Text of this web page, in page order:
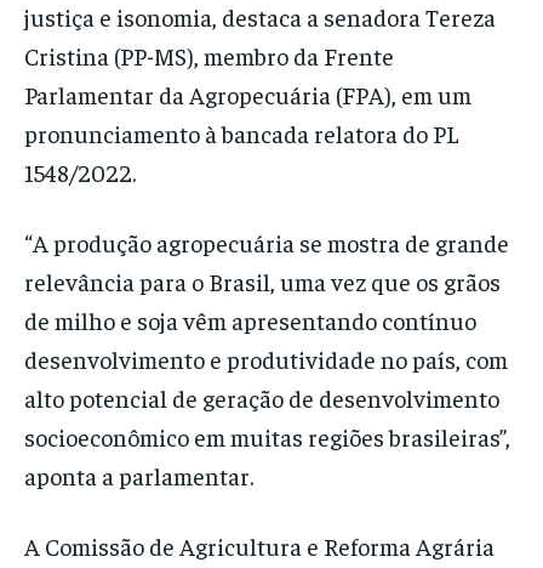
justiça e isonomia, destaca a senadora Tereza
Cristina (PP-MS), membro da Frente
Parlamentar da Agropecuária (FPA), em um
pronunciamento à bancada relatora do PL
1548/2022.
“A produção agropecuária se mostra de grande
relevância para o Brasil, uma vez que os grãos
de milho e soja vêm apresentando contínuo
desenvolvimento e produtividade no país, com
alto potencial de geração de desenvolvimento
socioeconômico em muitas regiões brasileiras”,
aponta a parlamentar.
A Comissão de Agricultura e Reforma Agrária